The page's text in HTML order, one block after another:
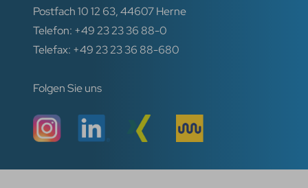
Postfach 10 12 63, 44607 Herne
Telefon: +49 23 23 36 88-0
Telefax: +49 23 23 36 88-680
Folgen Sie uns